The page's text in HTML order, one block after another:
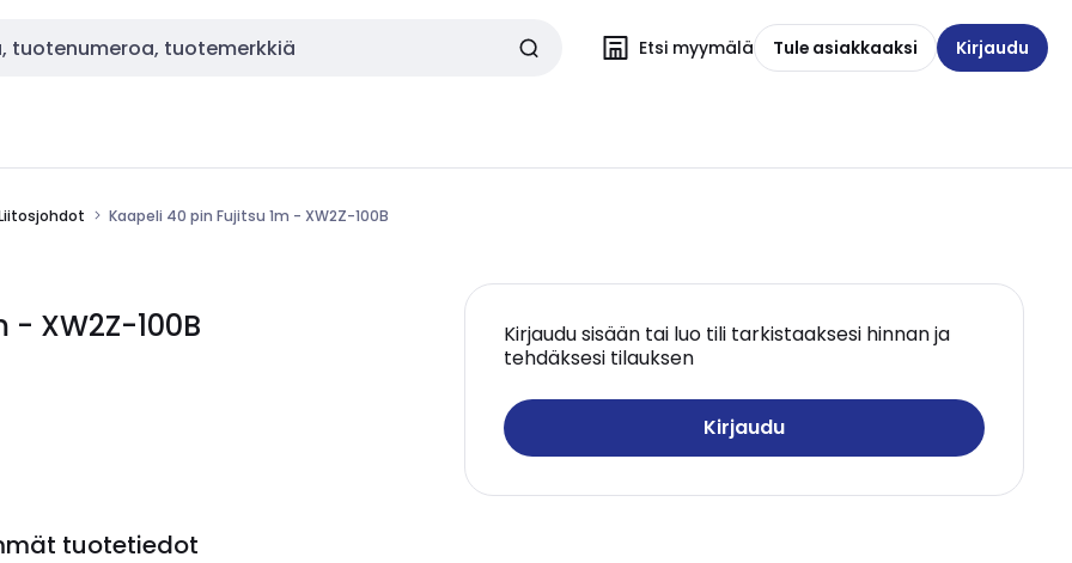
Etsi myymälä Tule asiakkaaksi Kirjaudu
Kaapeli 40 pin Fujitsu 1m - XW2Z-100B
- XW2Z-100B
Kirjaudu sisään tai luo tili tarkistaaksesi hinnan ja
tehdäksesi tilauksen
Kirjaudu
tuotetiedot